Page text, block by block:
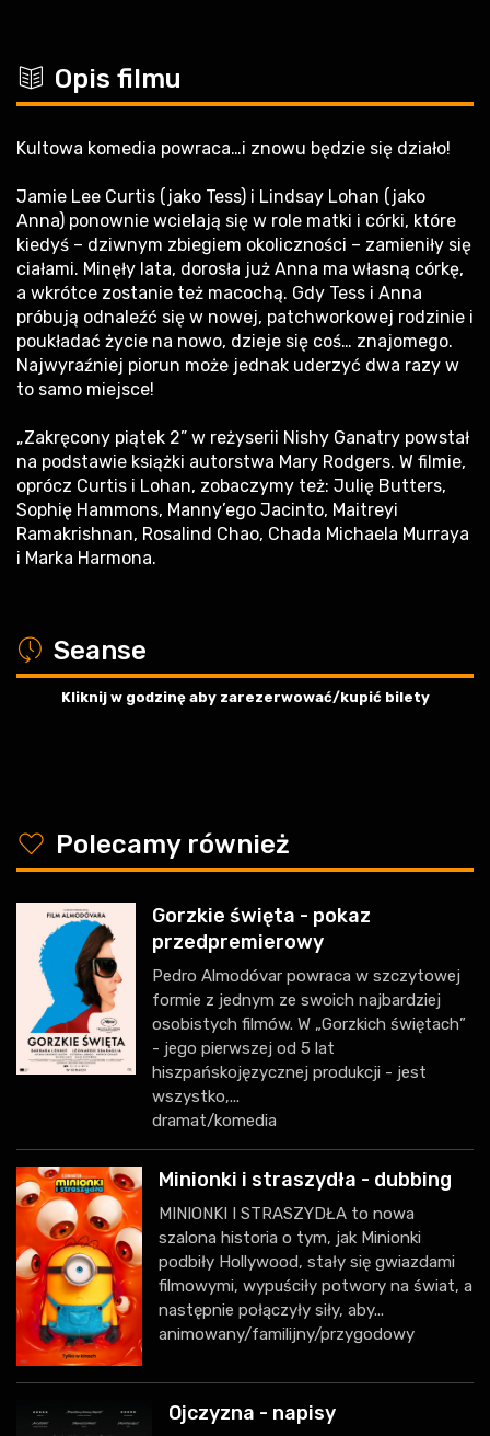
c Opis filmu
Kultowa komedia powraca…i znowu będzie się działo!
Jamie Lee Curtis (jako Tess) i Lindsay Lohan (jako
Anna) ponownie wcielają się w role matki i córki, które
kiedyś – dziwnym zbiegiem okoliczności – zamieniły się
ciałami. Minęły lata, dorosła już Anna ma własną córkę,
a wkrótce zostanie też macochą. Gdy Tess i Anna
próbują odnaleźć się w nowej, patchworkowej rodzinie i
poukładać życie na nowo, dzieje się coś… znajomego.
Najwyraźniej piorun może jednak uderzyć dwa razy w
to samo miejsce!
„Zakręcony piątek 2” w reżyserii Nishy Ganatry powstał
na podstawie książki autorstwa Mary Rodgers. W filmie,
oprócz Curtis i Lohan, zobaczymy też: Julię Butters,
Sophię Hammons, Manny’ego Jacinto, Maitreyi
Ramakrishnan, Rosalind Chao, Chada Michaela Murraya
i Marka Harmona.
a Seanse
Kliknij w godzinę aby zarezerwować/kupić bilety
y Polecamy również
Gorzkie święta - pokaz
przedpremierowy
Pedro Almodóvar powraca w szczytowej
formie z jednym ze swoich najbardziej
osobistych filmów. W „Gorzkich świętach”
- jego pierwszej od 5 lat
hiszpańskojęzycznej produkcji - jest
wszystko,...
dramat/komedia
Minionki i straszydła - dubbing
MINIONKI I STRASZYDŁA to nowa
szalona historia o tym, jak Minionki
podbiły Hollywood, stały się gwiazdami
filmowymi, wypuściły potwory na świat, a
następnie połączyły siły, aby...
animowany/familijny/przygodowy
Ojczyzna - napisy